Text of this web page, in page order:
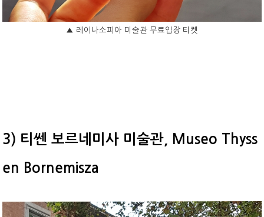
▲ 레이나소피아 미술관 무료입장 티켓
3) 티쎈 보르네미사 미술관, Museo Thyss
en Bornemisza